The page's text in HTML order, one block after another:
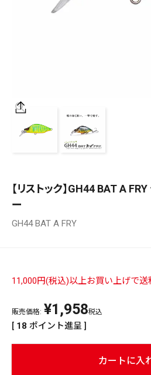
価格
在庫
PREMIUM ［ オンライン限定 ］
【リストック】GH44 BAT A
ー
GH44 BAT A FRY
11,000円(税込)以上お買い上げで送
販売価格: ¥1,958税込
[ 18 ポイント進呈 ]
カートに入